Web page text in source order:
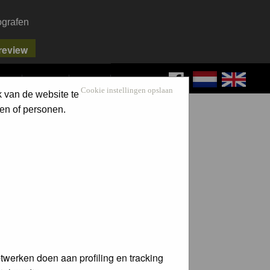
SEARCH LOG IN
Cookie instellingen opslaan
van de website te
of personen.
doen aan profiling en tracking